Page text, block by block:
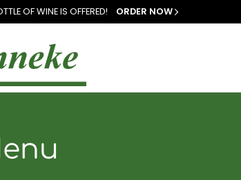
OF WINE IS OFFERED! ORDER NOW